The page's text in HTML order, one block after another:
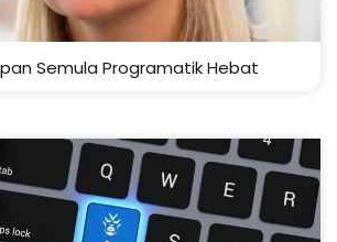
Semula Programatik Hebat